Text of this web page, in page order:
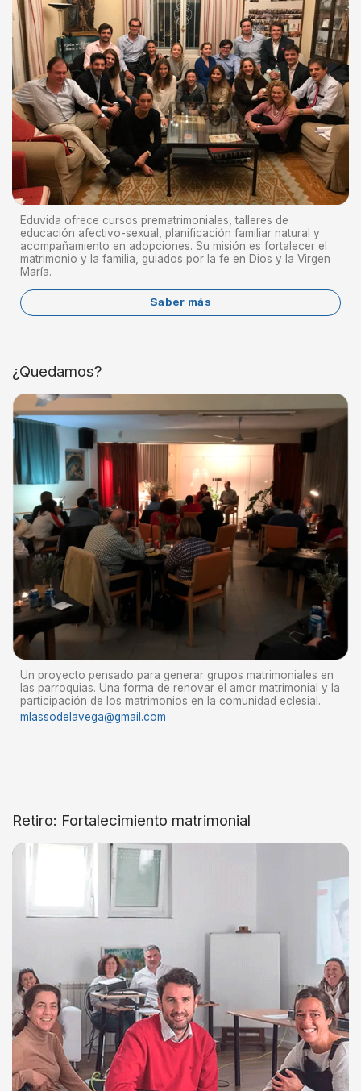
Eduvida ofrece cursos prematrimoniales, talleres de
educación afectivo-sexual, planificación familiar natural y
acompañamiento en adopciones. Su misión es fortalecer el
matrimonio y la familia, guiados por la fe en Dios y la Virgen
María.
Saber más
¿Quedamos?
Un proyecto pensado para generar grupos matrimoniales en
las parroquias. Una forma de renovar el amor matrimonial y la
participación de los matrimonios en la comunidad eclesial.
mlassodelavega@gmail.com
Retiro: Fortalecimiento matrimonial